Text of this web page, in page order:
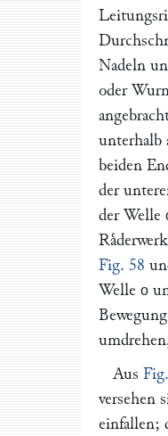
Nadeln
oder
unterhalb
beiden
der
der Welle
Fig. 58
Welle o
Aus
versehen
einfallen;